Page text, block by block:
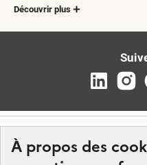
À propos des
Découvrir plus